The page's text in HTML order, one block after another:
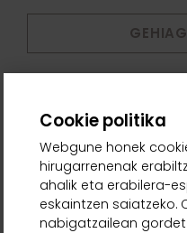
Cookie politika
Webgune honek
hirugarrenenak
ahalik eta erabilera-
eskaintzen saiatzeko.
nabigatzailean